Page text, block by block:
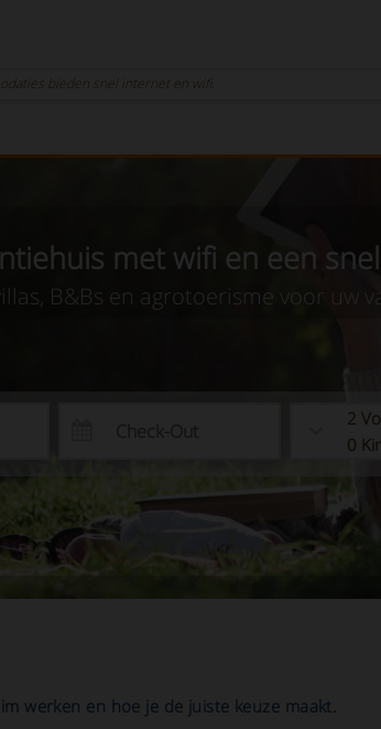
bieden snel internet en wifi.
met wifi en een
B&Bs en agrotoerisme voor uw
2
0
werken en hoe je de juiste keuze maakt.